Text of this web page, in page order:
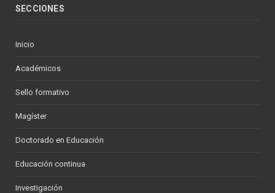
SECCIONES
Inicio
Académicos
Sello formativo
Magíster
Doctorado en Educación
Educación continua
Investigación